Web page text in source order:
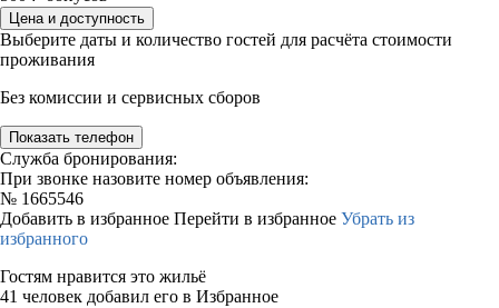
Цена и доступность
Выберите даты и количество гостей для расчёта стоимости
проживания
Без комиссии и сервисных сборов
Показать телефон
Служба бронирования:
При звонке назовите номер объявления:
№ 1665546
Добавить в избранное Перейти в избранное Убрать из
избранного
Гостям нравится это жильё
41 человек добавил его в Избранное